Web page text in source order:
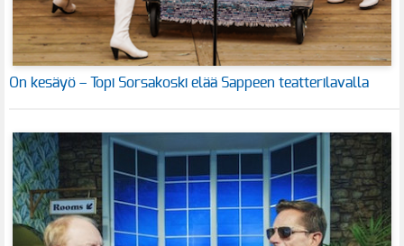
On kesäyö – Topi Sorsakoski elää Sappeen teatterilavalla